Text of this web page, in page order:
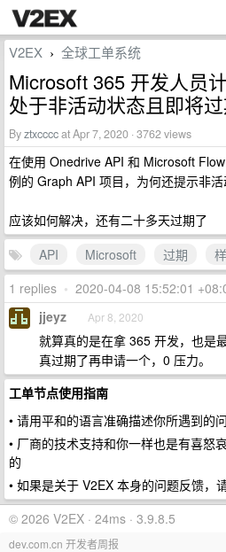
V2EX › 全球工单系统
Microsoft 365 开发人员
处于非活动状态且即将过
Byztxccccat Apr 7, 2020 · 3762 views
在使用 Onedrive API 和 Microsoft
例的 Graph API 项目，为何还提示非活
应该如何解决，还有二十多天过期了
API
Microsoft 过期
1 replies • 2020-04-08 15:52:01
jjeyz Apr 8, 2020
就算真的是在拿 365 开发，也是
真过期了再申请一个，0 压力。
工单节点使用指南
• 请用平和的语言准确描述你所遇到的
• 厂商的技术支持和你一样也是有喜怒
的
• 如果是关于 V2EX 本身的问题反馈，
© 2026 V2EX · 24ms · 3.9.8.5
dev.com.cn 开发者周报